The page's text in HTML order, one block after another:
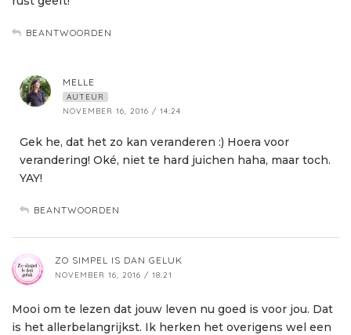
BEANTWOORDEN
MELLE
AUTEUR
NOVEMBER 16, 2016 / 14:24
Gek he, dat het zo kan veranderen :) Hoera voor
verandering! Oké, niet te hard juichen haha, maar toch.
YAY!
BEANTWOORDEN
ZO SIMPEL IS DAN GELUK
NOVEMBER 16, 2016 / 18:21
Mooi om te lezen dat jouw leven nu goed is voor jou. Dat
is het allerbelangrijkst. Ik herken het overigens wel een